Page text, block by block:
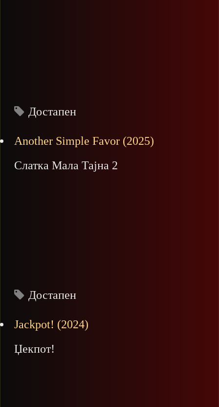
Достапен
Another Simple Favor (2025)
Слатка Мала Тајна 2
Достапен
Jackpot! (2024)
Џекпот!